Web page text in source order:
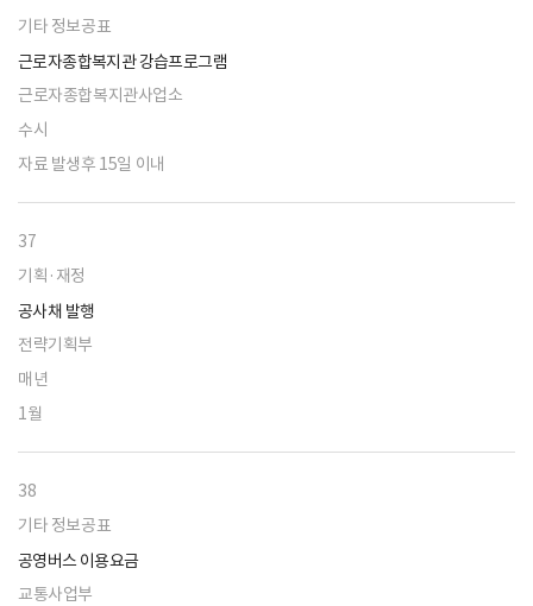
기타 정보공표
근로자종합복지관 강습프로그램
근로자종합복지관사업소
수시
자료 발생후 15일 이내
37
기획·재정
공사채 발행
전략기획부
매년
1월
38
기타 정보공표
공영버스 이용요금
교통사업부